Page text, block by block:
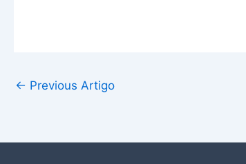
← Previous Artigo